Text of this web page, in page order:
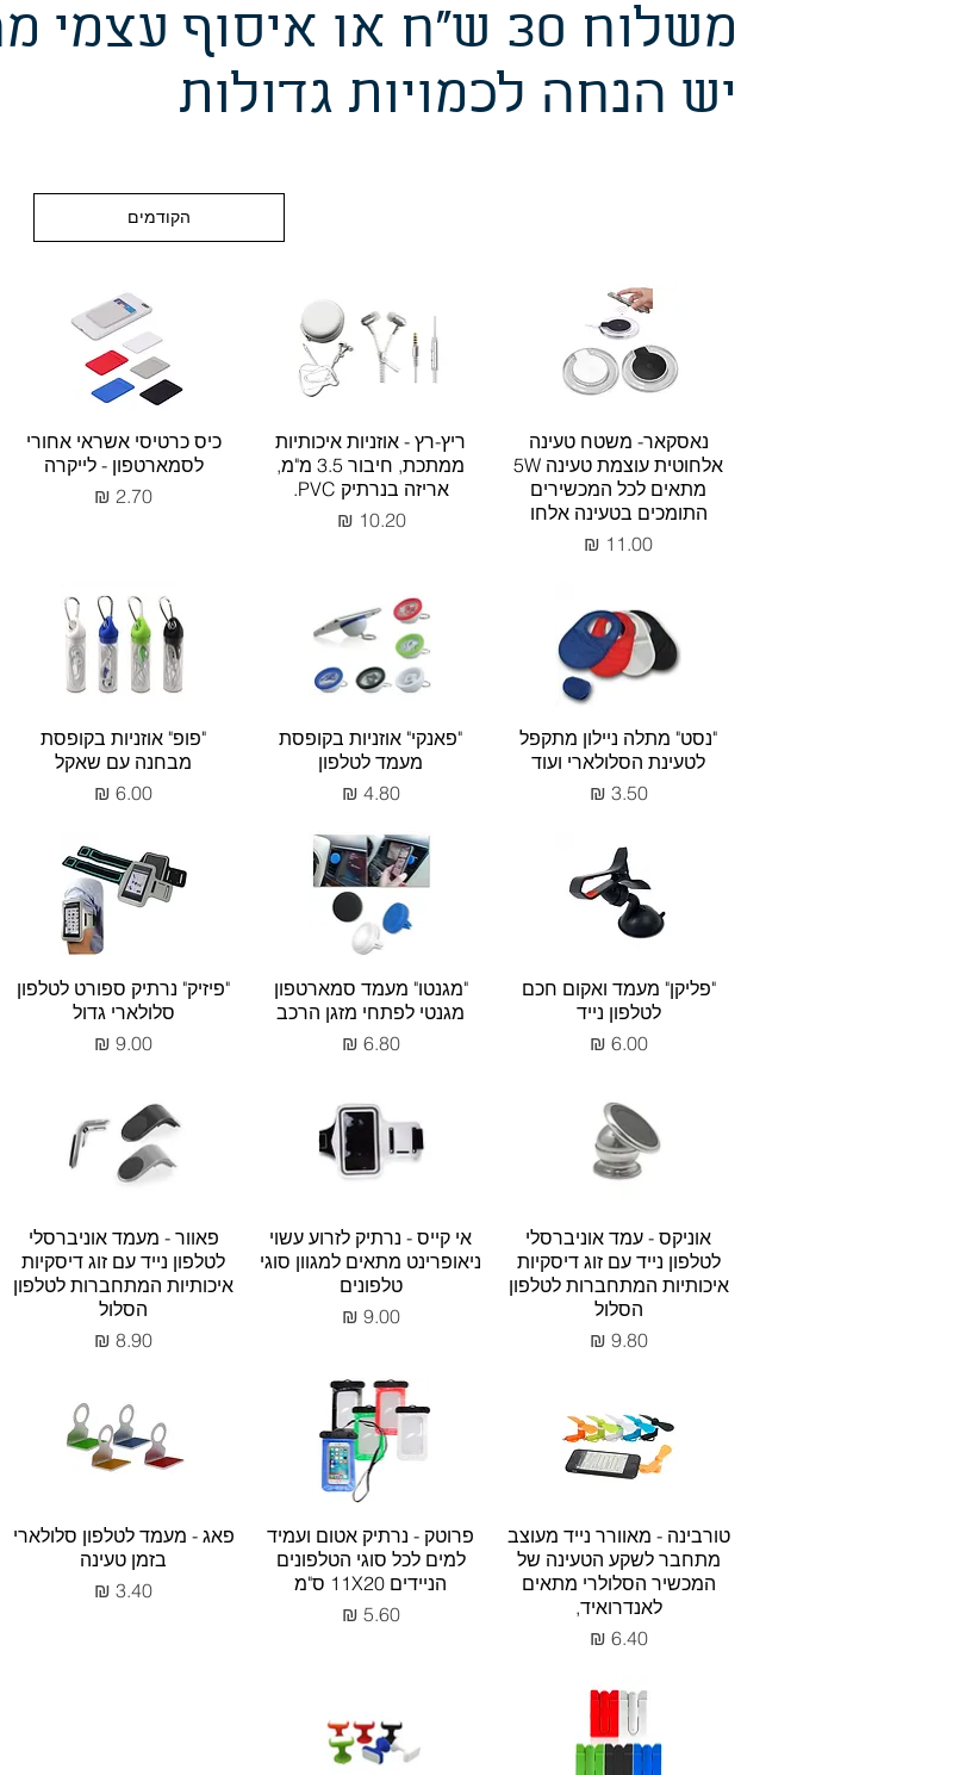
משלוח 30 ש"ח או איסוף עצמי מחולון
יש הנחה לכמויות גדולות
הקודמים
נאסקאר- משטח טעינה
אלחוטית עוצמת טעינה 5W
מתאים לכל המכשירים
התומכים בטעינה אלחו
מחיר
ריץ-רץ - אוזניות איכותיות
ממתכת, חיבור 3.5 מ"מ,
אריזה בנרתיק PVC.
מחיר‏10.20 ‏₪
כיס כרטיסי אשראי אחורי
לסמארטפון - לייקרה
מחיר
"נסט" מתלה ניילון מתקפל
לטעינת הסלולארי ועוד
מחיר‏3.50 ‏₪
"פאנקי" אוזניות בקופסת
מעמד לטלפון
מחיר
"פופ" אוזניות בקופסת
מבחנה עם שאקל
מחיר
"פליקן" מעמד ואקום חכם
לטלפון נייד
מחיר‏6.00 ‏₪
"מגנטו" מעמד סמארטפון
מגנטי לפתחי מזגן הרכב
מחיר
"פיזיק" נרתיק ספורט לטלפון
סלולארי גדול
מחיר
אוניקס - עמד אוניברסלי
לטלפון נייד עם זוג דיסקיות
איכותיות המתחברות לטלפון
הסלול
מחיר‏9.80 ‏₪
אי קייס - נרתיק לזרוע עשוי
ניאופרינט מתאים למגוון סוגי
טלפונים
מחיר
פאוור - מעמד אוניברסלי
לטלפון נייד עם זוג דיסקיות
איכותיות המתחברות לטלפון
הסלול
מחיר
טורבינה - מאוורר נייד מעוצב
מתחבר לשקע הטעינה של
המכשיר הסלולרי מתאים
לאנדרואיד,
מחיר‏6.40 ‏₪
פרוטק - נרתיק אטום ועמיד
למים לכל סוגי הטלפונים
הניידים 11X20 ס"מ
מחיר
פאג - מעמד לטלפון סלולארי
בזמן טעינה
מחיר